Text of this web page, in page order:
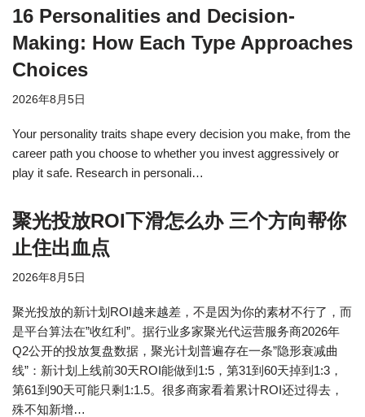
16 Personalities and Decision-
Making: How Each Type Approaches
Choices
2026年8月5日
Your personality traits shape every decision you make, from the
career path you choose to whether you invest aggressively or
play it safe. Research in personali…
聚光投放ROI下滑怎么办 三个方向帮你
止住出血点
2026年8月5日
聚光投放的新计划ROI越来越差，不是因为你的素材不行了，而
是平台算法在”收红利”。据行业多家聚光代运营服务商2026年
Q2公开的投放复盘数据，聚光计划普遍存在一条”隐形衰减曲
线”：新计划上线前30天ROI能做到1:5，第31到60天掉到1:3，
第61到90天可能只剩1:1.5。很多商家看着累计ROI还过得去，
殊不知新增…